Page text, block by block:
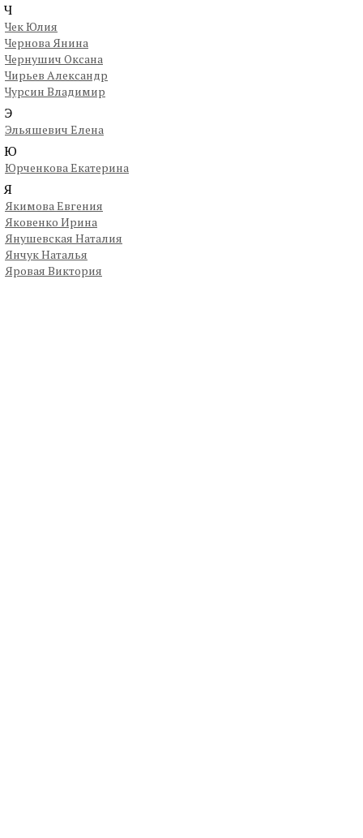
Ч
Чек Юлия
Чернова Янина
Чернушич Оксана
Чирьев Александр
Чурсин Владимир
Э
Эльяшевич Елена
Ю
Юрченкова Екатерина
Я
Якимова Евгения
Яковенко Ирина
Янушевская Наталия
Янчук Наталья
Яровая Виктория